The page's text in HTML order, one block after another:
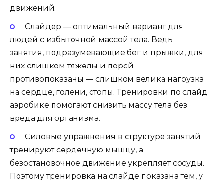
движений.
Слайдер — оптимальный вариант для
людей с избыточной массой тела. Ведь
занятия, подразумевающие бег и прыжки, для
них слишком тяжелы и порой
противопоказаны — слишком велика нагрузка
на сердце, голени, стопы. Тренировки по слайд
аэробике помогают снизить массу тела без
вреда для организма.
Силовые упражнения в структуре занятий
тренируют сердечную мышцу, а
безостановочное движение укрепляет сосуды.
Поэтому тренировка на слайде показана тем, у